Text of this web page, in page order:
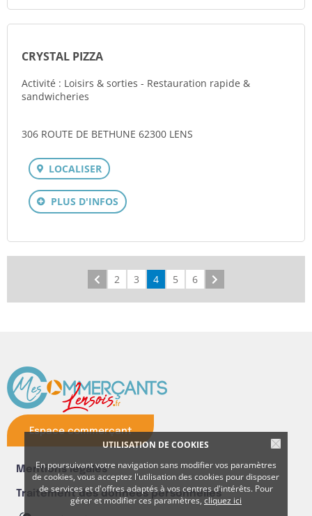
UTILISATION DE COOKIES
En poursuivant votre navigation sans modifier vos paramètres
de cookies, vous acceptez l'utilisation des cookies pour disposer
de services et d'offres adaptés à vos centres d'intérêts. Pour
gérer et modifier ces paramètres,cliquez ici
CRYSTAL PIZZA
Activité : Loisirs & sorties - Restauration rapide &
sandwicheries
306 ROUTE DE BETHUNE 62300 LENS
LOCALISER
PLUS D'INFOS
Précédent
2 3 4 5 6
Espace commerçant
Mentions légales
Traitement des données personnelles